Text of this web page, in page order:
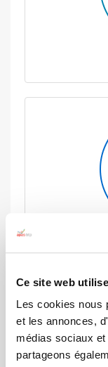
Ce site web
Les cookies nous
et les annonces,
médias sociaux
partageons